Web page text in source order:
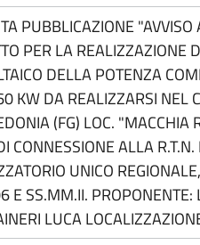
PUBBLICAZIONE "AVVISO
PER LA REALIZZAZIONE
DELLA POTENZA
KW DA REALIZZARSI NEL
(FG) LOC. "MACCHIA
CONNESSIONE ALLA
UNICO
E SS.MM.II. PROPONENTE:
LUCA